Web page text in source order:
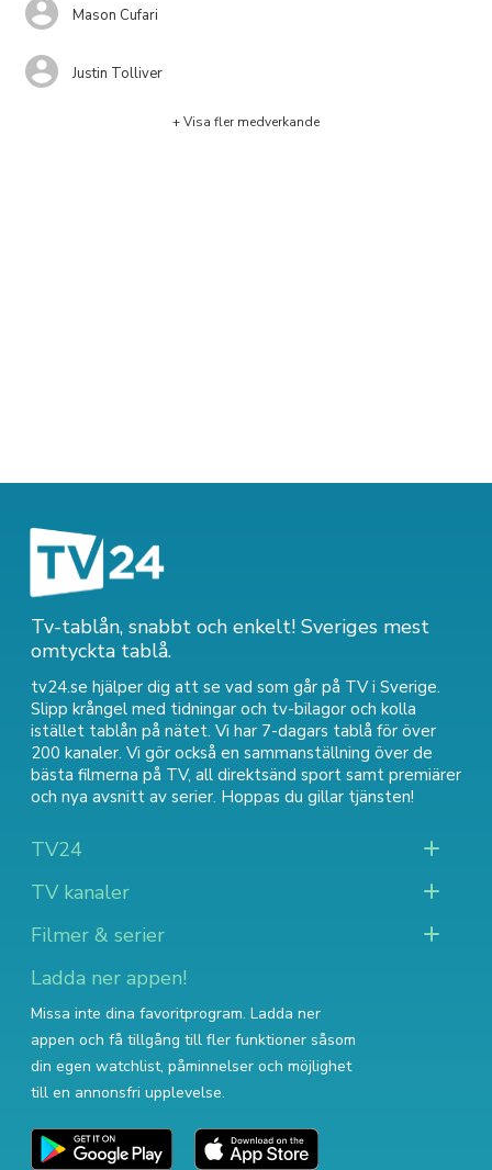
Mason Cufari
Justin Tolliver
+ Visa fler medverkande
Tv-tablån, snabbt och enkelt! Sveriges mest
omtyckta tablå.
tv24.se hjälper dig att se vad som går på TV i Sverige.
Slipp krångel med tidningar och tv-bilagor och kolla
istället tablån på nätet. Vi har 7-dagars tablå för över
200 kanaler. Vi gör också en sammanställning över de
bästa filmerna på TV, all direktsänd sport samt premiärer
och nya avsnitt av serier. Hoppas du gillar tjänsten!
TV24
TV kanaler
Filmer & serier
Ladda ner appen!
Missa inte dina favoritprogram. Ladda ner
appen och få tillgång till fler funktioner såsom
din egen watchlist, påminnelser och möjlighet
till en annonsfri upplevelse.